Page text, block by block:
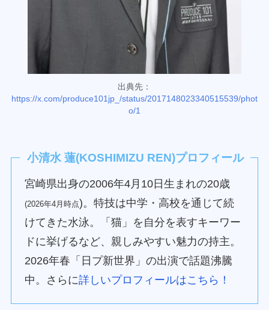
出典先：
https://x.com/produce101jp_/status/2017148023340515539/phot
o/1
小清水 蓮(KOSHIMIZU REN)プロフィール
宮崎県出身の2006年4月10日生まれの20歳
(2026年4月時点)。特技は中学・高校を通じて続
けてきた水泳。「猫」を自分を表すキーワー
ドに挙げるなど、親しみやすい魅力の持主。
2026年春「日プ新世界」の出演で話題沸騰
中。さらに詳しいプロフィールはこちら！